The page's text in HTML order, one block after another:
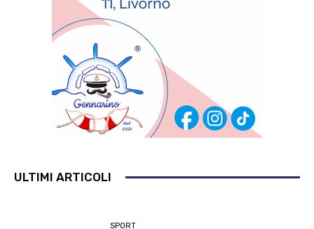
ULTIMI ARTICOLI
SPORT